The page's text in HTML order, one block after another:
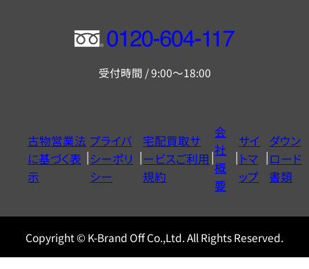
フ
ー
ヤ
ル
0120604117
受付時間 / 9:00～18:00
古物営業法
に基づく表
示
プライバ
シーポリ
シー
宅配買取サ
ービスご利用
規約
会
社
概
要
サイ
トマ
ップ
ダウン
ロード
書類
Copyright © K-Brand Off Co.,Ltd. All Rights Reserved.